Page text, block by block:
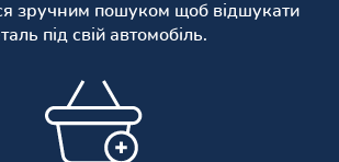
зручним пошуком щоб відшукати
під свій автомобіль.